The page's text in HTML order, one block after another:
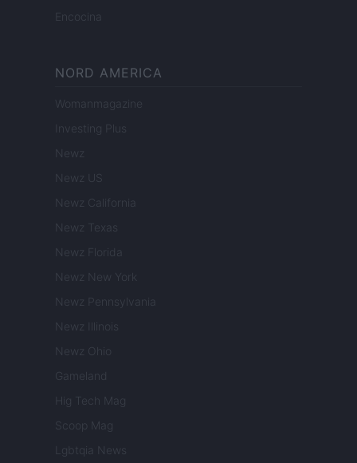
Encocina
NORD AMERICA
Womanmagazine
Investing Plus
Newz
Newz US
Newz California
Newz Texas
Newz Florida
Newz New York
Newz Pennsylvania
Newz Illinois
Newz Ohio
Gameland
Hig Tech Mag
Scoop Mag
Lgbtqia News